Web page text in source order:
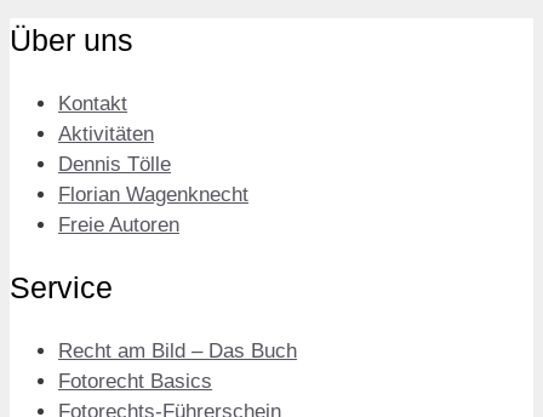
Über uns
Kontakt
Aktivitäten
Dennis Tölle
Florian Wagenknecht
Freie Autoren
Service
Recht am Bild – Das Buch
Fotorecht Basics
Fotorechts-Führerschein